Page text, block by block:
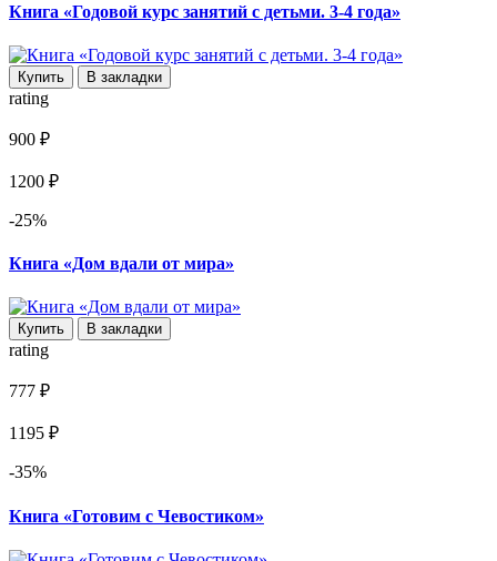
Книга «Годовой курс занятий с детьми. 3-4 года»
Купить В закладки
rating
900 ₽
1200 ₽
-25%
Книга «Дом вдали от мира»
Купить В закладки
rating
777 ₽
1195 ₽
-35%
Книга «Готовим с Чевостиком»